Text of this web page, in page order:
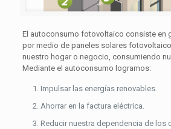
El autoconsumo fotovoltaico consiste en
por medio de paneles solares
nuestro hogar o negocio, consumiendo
Mediante el autoconsumo logramos:
Impulsar las energías renovables.
Ahorrar en la factura eléctrica.
Reducir nuestra dependencia de los